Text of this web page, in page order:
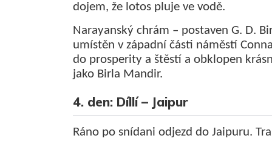
dojem, že lotos pluje ve vodě.
Narayanský chrám – postaven G. D.
umístěn v západní části náměstí
do prosperity a štěstí a obklopen
jako Birla Mandir.
4. den: Díllí – Jaipur
Ráno po snídani odjezd do Jaipuru.